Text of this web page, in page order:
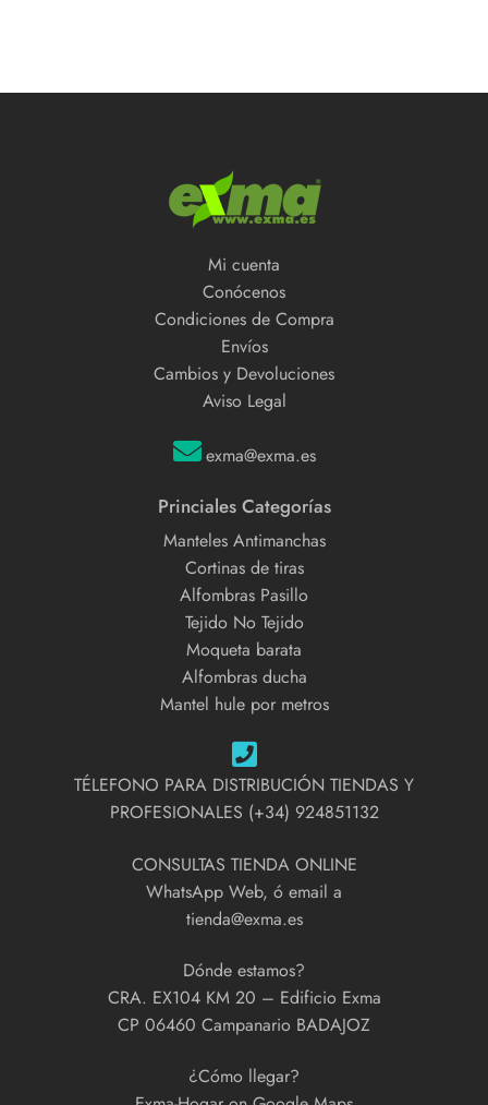
Mi cuenta
Conócenos
Condiciones de Compra
Envíos
Cambios y Devoluciones
Aviso Legal
exma@exma.es
Princiales Categorías
Manteles Antimanchas
Cortinas de tiras
Alfombras Pasillo
Tejido No Tejido
Moqueta barata
Alfombras ducha
Mantel hule por metros
TÉLEFONO PARA DISTRIBUCIÓN TIENDAS Y
PROFESIONALES (+34) 924851132
CONSULTAS TIENDA ONLINE
WhatsApp Web, ó email a
tienda@exma.es
Dónde estamos?
CRA. EX104 KM 20 – Edificio Exma
CP 06460 Campanario BADAJOZ
¿Cómo llegar?